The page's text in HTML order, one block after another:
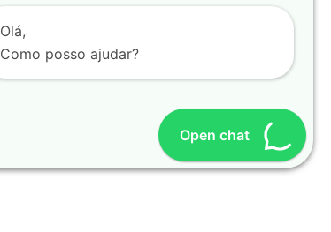
Open chat
Olá,
Como posso ajudar?